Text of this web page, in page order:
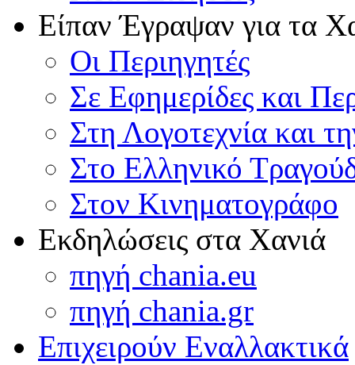
Είπαν Έγραψαν για τα
Οι Περιηγητές
Σε Εφημερίδες και
Στη Λογοτεχνία και
Στο Ελληνικό
Στον Κινηματογράφο
Εκδηλώσεις στα Χανιά
πηγή chania.eu
πηγή chania.gr
Επιχειρούν Εναλλακτικά